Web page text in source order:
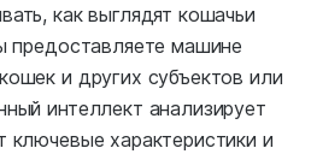
как выглядят кошачьи
предоставляете машине
и других субъектов или
интеллект анализирует
ключевые характеристики и